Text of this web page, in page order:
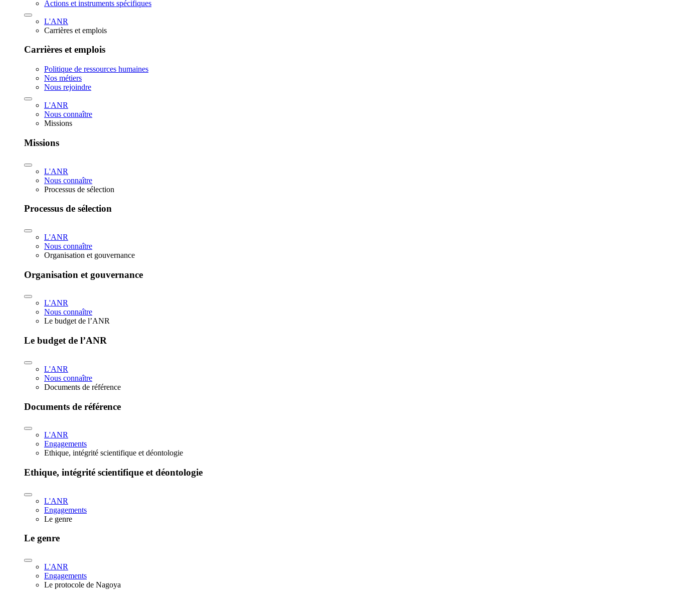
Actions et instruments spécifiques
L'ANR
Carrières et emplois
Carrières et emplois
Politique de ressources humaines
Nos métiers
Nous rejoindre
L'ANR
Nous connaître
Missions
Missions
L'ANR
Nous connaître
Processus de sélection
Processus de sélection
L'ANR
Nous connaître
Organisation et gouvernance
Organisation et gouvernance
L'ANR
Nous connaître
Le budget de l’ANR
Le budget de l’ANR
L'ANR
Nous connaître
Documents de référence
Documents de référence
L'ANR
Engagements
Ethique, intégrité scientifique et déontologie
Ethique, intégrité scientifique et déontologie
L'ANR
Engagements
Le genre
Le genre
L'ANR
Engagements
Le protocole de Nagoya